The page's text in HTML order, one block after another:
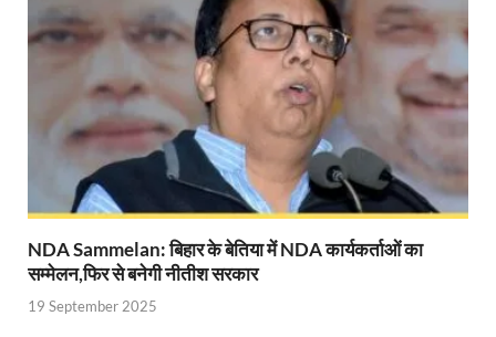
India AI Impact Summit 2026: एमआईबी का पवेलियन
सीएम धामी हरिद्वार में एक्शन मोड में – चौपाल में सुनी
UP Budget 2026- 27: योगी सरकार का सेफ्टी,
Bullet Train Project: मुंबई-अहमदाबाद बुलेट ट्रेन
Vande Bharat Express Train: वंदे भारत जैसी सेमी-हाई
UP Budget 2026: आवास एवं शहरी नियोजन के लिए
NDA Sammelan: बिहार के बेतिया में NDA कार्यकर्ताओं का
सम्मेलन,फिर से बनेगी नीतीश सरकार
19 September 2025